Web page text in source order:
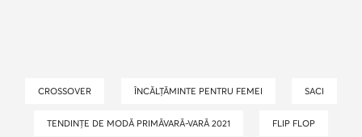
CROSSOVER ÎNCĂLȚĂMINTE PENTRU FEMEI SACI
TENDINȚE DE MODĂ PRIMĂVARĂ-VARĂ 2021 FLIP FLOP